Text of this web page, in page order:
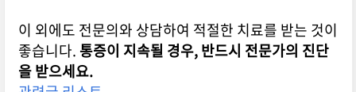
이 외에도 전문의와 상담하여 적절한 치료를 받는 것이
좋습니다. 통증이 지속될 경우, 반드시 전문가의 진단
을 받으세요.